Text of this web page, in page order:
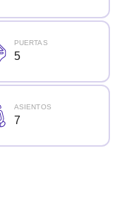
PUERTAS
5
ASIENTOS
7